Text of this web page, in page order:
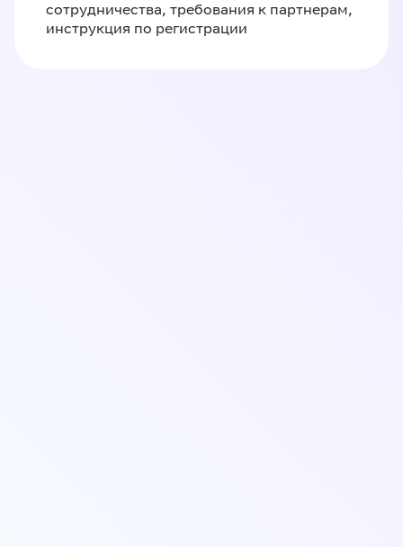
сотрудничества, требования к партнерам,
инструкция по регистрации